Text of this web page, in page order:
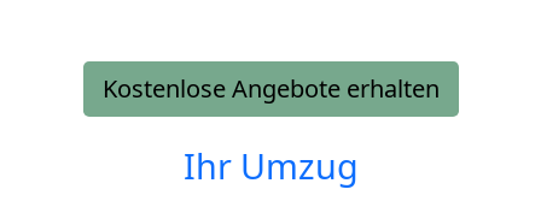
Kostenlose Angebote erhalten
Ihr Umzug